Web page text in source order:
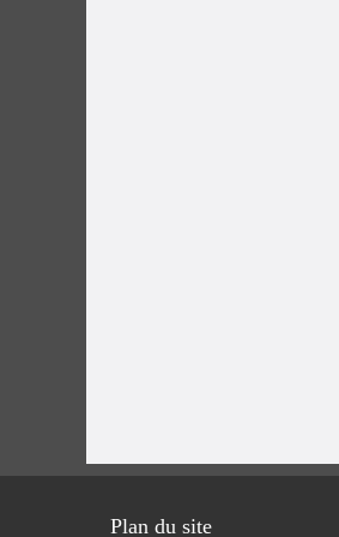
Plan du site